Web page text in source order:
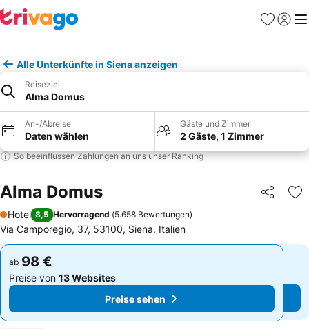
Favoriten
Alle Unterkünfte in Siena anzeigen
Reiseziel
Alma Domus
An-/Abreise
Daten wählen
Gäste und Zimmer
2 Gäste, 1 Zimmer
So beeinflussen Zahlungen an uns unser Ranking
Alma Domus Teilen
1 Sterne
Hotel 8,5 Hervorragend (5.658 Bewertungen)
Via Camporegio, 37, 53100, Siena, Italien
ab 98 €
Preise von 13 Websites
Preise sehen
ab 98 €
Preise von 13 Websites
Preise sehen